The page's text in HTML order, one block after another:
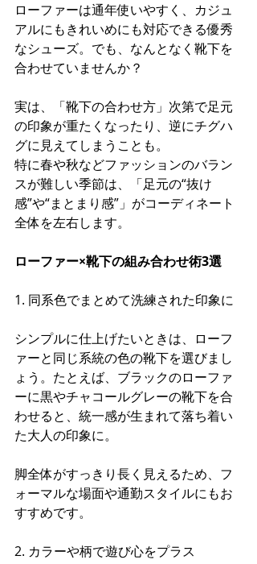
ローファーは通年使いやすく、カジュ
アルにもきれいめにも対応できる優秀
なシューズ。でも、なんとなく靴下を
合わせていませんか？
実は、「靴下の合わせ方」次第で足元
の印象が重たくなったり、逆にチグハ
グに見えてしまうことも。
特に春や秋などファッションのバラン
スが難しい季節は、「足元の“抜け
感”や“まとまり感”」がコーディネート
全体を左右します。
ローファー×靴下の組み合わせ術3選
1. 同系色でまとめて洗練された印象に
シンプルに仕上げたいときは、ローフ
ァーと同じ系統の色の靴下を選びまし
ょう。たとえば、ブラックのローファ
ーに黒やチャコールグレーの靴下を合
わせると、統一感が生まれて落ち着い
た大人の印象に。
脚全体がすっきり長く見えるため、フ
ォーマルな場面や通勤スタイルにもお
すすめです。
2. カラーや柄で遊び心をプラス